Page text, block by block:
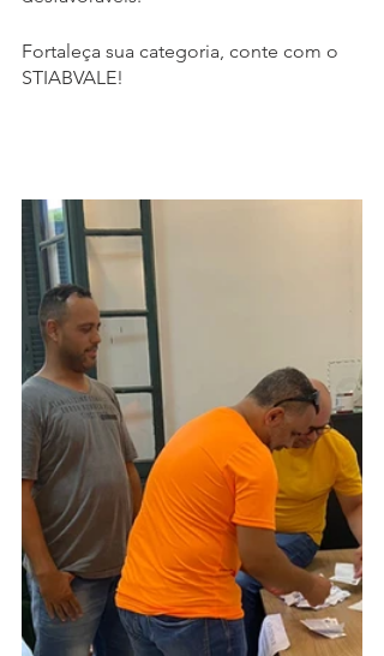
Fortaleça sua categoria, conte com o
STIABVALE!